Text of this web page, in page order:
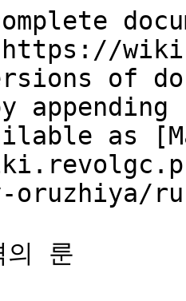
of
as
oruzhiya/
의 룬